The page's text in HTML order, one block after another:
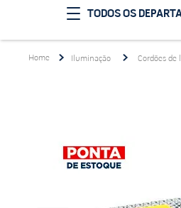
TODOS OS
Iluminação Cordões de